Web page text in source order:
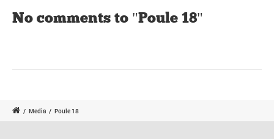
No comments to "Poule 18"
/ Media / Poule 18